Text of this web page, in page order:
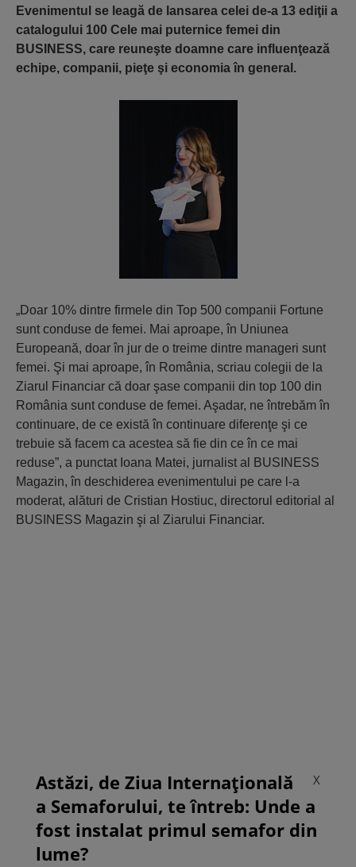
Evenimentul se leagă de lansarea celei de-a 13 ediţii a
catalogului 100 Cele mai puternice femei din
BUSINESS, care reuneşte doamne care influenţează
echipe, companii, pieţe şi economia în general.
„Doar 10% dintre firmele din Top 500 companii Fortune
sunt conduse de femei. Mai aproape, în Uniunea
Europeană, doar în jur de o treime dintre manageri sunt
femei. Şi mai aproape, în România, scriau colegii de la
Ziarul Financiar că doar şase companii din top 100 din
România sunt conduse de femei. Aşadar, ne întrebăm în
continuare, de ce există în continuare diferenţe şi ce
trebuie să facem ca acestea să fie din ce în ce mai
reduse”, a punctat Ioana Matei, jurnalist al BUSINESS
Magazin, în deschiderea evenimentului pe care l-a
moderat, alături de Cristian Hostiuc, directorul editorial al
BUSINESS Magazin şi al Ziarului Financiar.
X
Astăzi, de Ziua Internațională
a Semaforului, te întreb: Unde a
fost instalat primul semafor din
lume?